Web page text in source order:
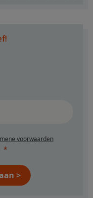
voorwaarden
>